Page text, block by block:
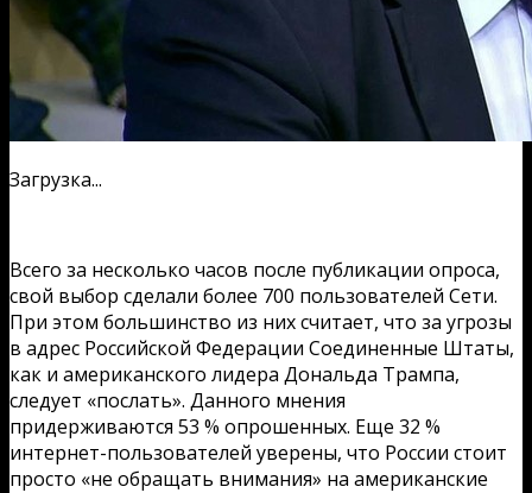
Загрузка...
Всего за несколько часов после публикации опроса,
свой выбор сделали более 700 пользователей Сети.
При этом большинство из них считает, что за угрозы
в адрес Российской Федерации Соединенные Штаты,
как и американского лидера Дональда Трампа,
следует «послать». Данного мнения
придерживаются 53 % опрошенных. Еще 32 %
интернет-пользователей уверены, что России стоит
просто «не обращать внимания» на американские